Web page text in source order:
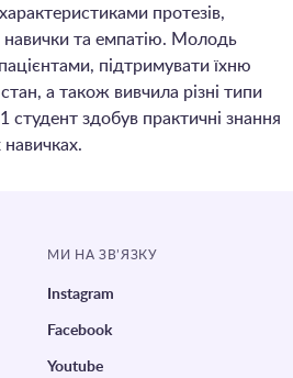
протезів,
навички та емпатію. Молодь
підтримувати їхню
стан, а також вивчила різні типи
студент здобув практичні знання
навичках.
МИ НА ЗВ’ЯЗКУ
Instagram
Facebook
Youtube